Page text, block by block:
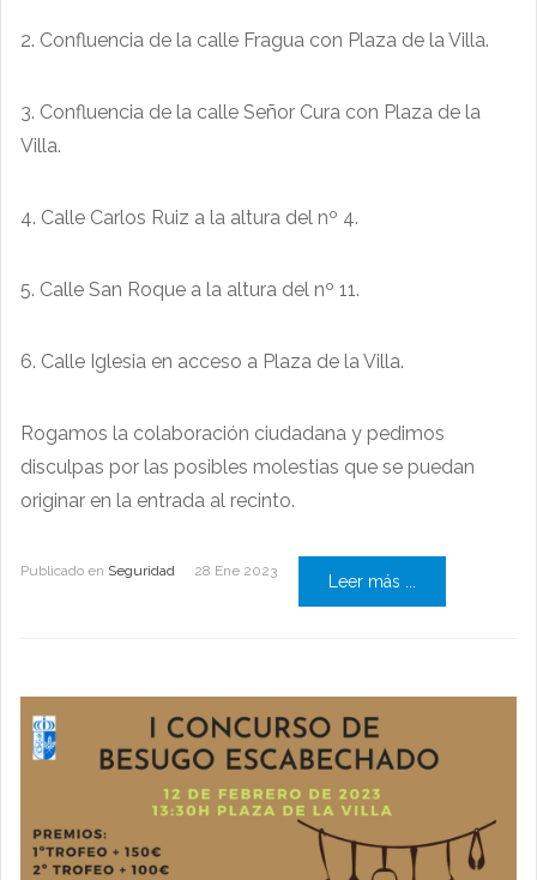
2. Confluencia de la calle Fragua con Plaza de la Villa.
3. Confluencia de la calle Señor Cura con Plaza de la
Villa.
4. Calle Carlos Ruiz a la altura del nº 4.
5. Calle San Roque a la altura del nº 11.
6. Calle Iglesia en acceso a Plaza de la Villa.
Rogamos la colaboración ciudadana y pedimos
disculpas por las posibles molestias que se puedan
originar en la entrada al recinto.
Publicado en Seguridad 28 Ene 2023
Leer más ...